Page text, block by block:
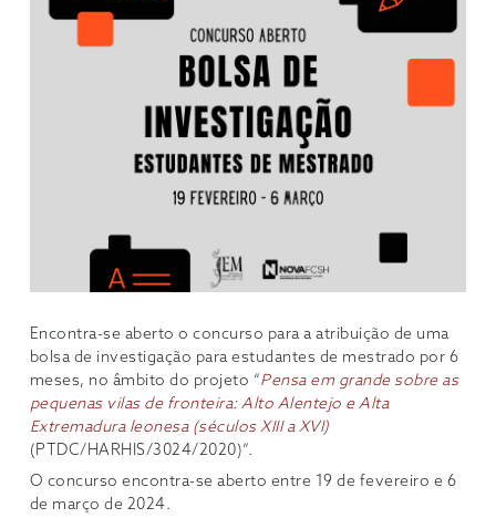
Encontra-se aberto o concurso para a atribuição de uma
bolsa de investigação para estudantes de mestrado por 6
meses, no âmbito do projeto “Pensa em grande sobre as
pequenas vilas de fronteira: Alto Alentejo e Alta
Extremadura leonesa (séculos XIII a XVI)
(PTDC/HARHIS/3024/2020)”.
O concurso encontra-se aberto entre 19 de fevereiro e 6
de março de 2024.